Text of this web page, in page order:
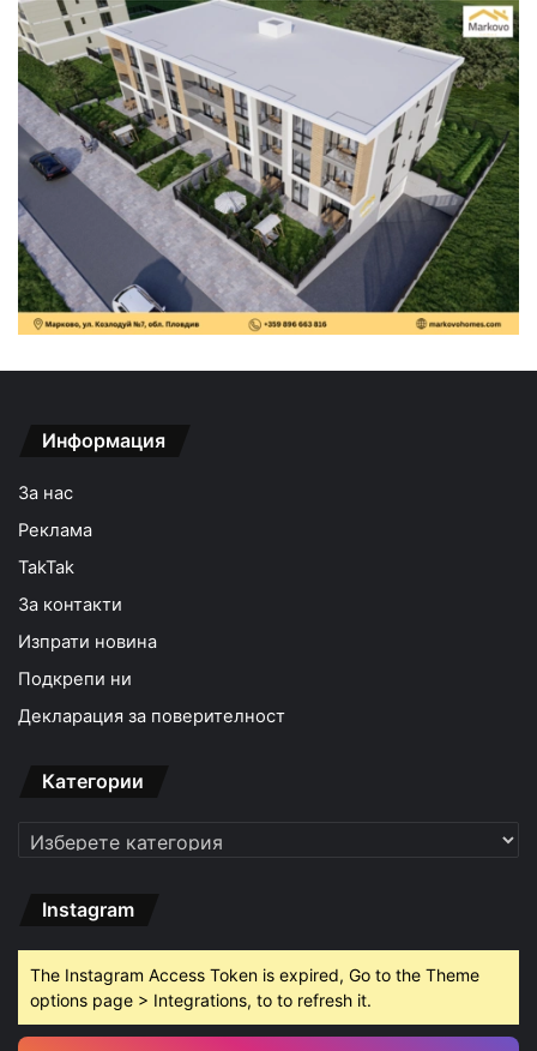
Информация
За нас
Реклама
TakTak
За контакти
Изпрати новина
Подкрепи ни
Декларация за поверителност
Категории
Категории
Instagram
The Instagram Access Token is expired, Go to the Theme
options page > Integrations, to to refresh it.